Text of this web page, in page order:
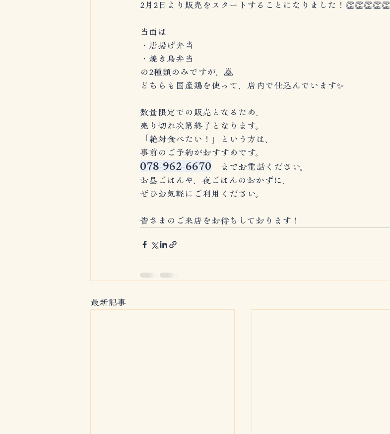
2月2日より販売をスタートすることになりました！👏👏👏👏👏
当面は
・唐揚げ弁当
・焼き鳥弁当
の2種類のみですが、🙇
どちらも国産鶏を使って、店内で仕込んでいます✨
数量限定での販売となるため、
売り切れ次第終了となります。
「絶対食べたい！」という方は、
事前のご予約がおすすめです。
078-962-6670 までお電話ください。
お昼ごはんや、夜ごはんのおかずに、
ぜひお気軽にご利用ください。
皆さまのご来店をお待ちしております！
最新記事